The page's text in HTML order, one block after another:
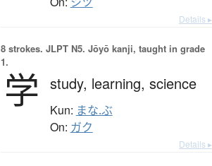
Details ▸
8 strokes. JLPT N5. Jōyō kanji, taught in grade
1.
学 study, learning, science
Kun: まな.ぶ
On: ガク
Details ▸